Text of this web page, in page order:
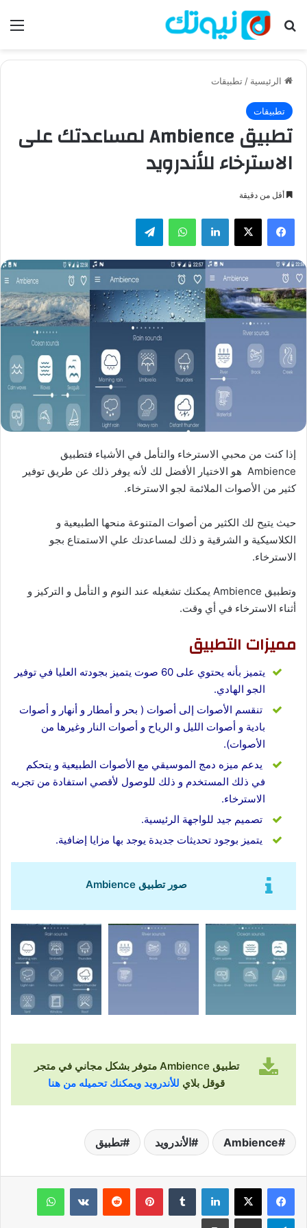
بحث عن
الرئيسية / تطبيقات
تطبيقات
تطبيق ‏Ambience لمساعدتك على
الاسترخاء للأندرويد
أقل من دقيقة
فيسبوك لينكدإن واتساب
إذا كنت من محبي الاسترخاء والتأمل في الأشياء فتطبيق
‏Ambience‏ هو الاختيار الأفضل لك لأنه يوفر ذلك عن طريق توفير
كثير من الأصوات الملائمة لجو الاسترخاء.
حيث يتيح لك الكثير من أصوات المتنوعة منحها الطبيعية و
الكلاسيكية و الشرقية و ذلك لمساعدتك علي الاستمتاع بجو
الاسترخاء.
وتطبيق ‏Ambience‏ يمكنك تشغيله عند النوم و التأمل و التركيز و
أثناء الاسترخاء في أي وقت.
مميزات التطبيق
‏يتميز بأنه يحتوي على 60 صوت يتميز بجودته العليا في توفير
الجو الهادي.
‏ تنقسم الأصوات إلى أصوات ( بحر و أمطار و أنهار و أصوات
بادية و أصوات الليل و الرياح و أصوات النار وغيرها من
الأصوات).
‏ يدعم ميزه دمج الموسيقي مع الأصوات الطبيعية و يتحكم
في ذلك المستخدم و ذلك للوصول لأقصي استفادة من تجربه
الاسترخاء.
‏ تصميم جيد للواجهة الرئيسية.
‏ يتميز بوجود تحديثات جديدة يوجد بها مزايا إضافية.
صور تطبيق Ambience
تطبيق Ambience متوفر بشكل مجاني في متجر
قوقل بلاي للأندرويد ويمكنك تحميله من هنا
Ambience الأندرويد تطبيق
لينكدإن بينتيريست